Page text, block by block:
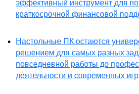
эффективный инструмент для
краткосрочной финансовой
Настольные ПК остаются
решением для самых разных
повседневной работы до
деятельности и современных